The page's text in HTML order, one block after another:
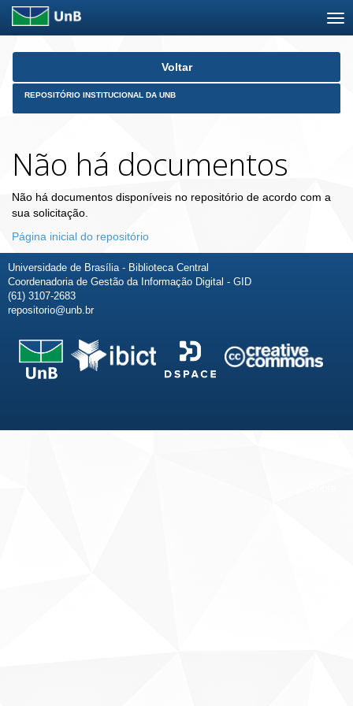
Skip
Voltar
REPOSITÓRIO INSTITUCIONAL DA UNB
Não há documentos
Não há documentos disponíveis no repositório de acordo com a
sua solicitação.
Página inicial do repositório
Universidade de Brasília - Biblioteca Central
Coordenadoria de Gestão da Informação Digital - GID
(61) 3107-2683
repositorio@unb.br